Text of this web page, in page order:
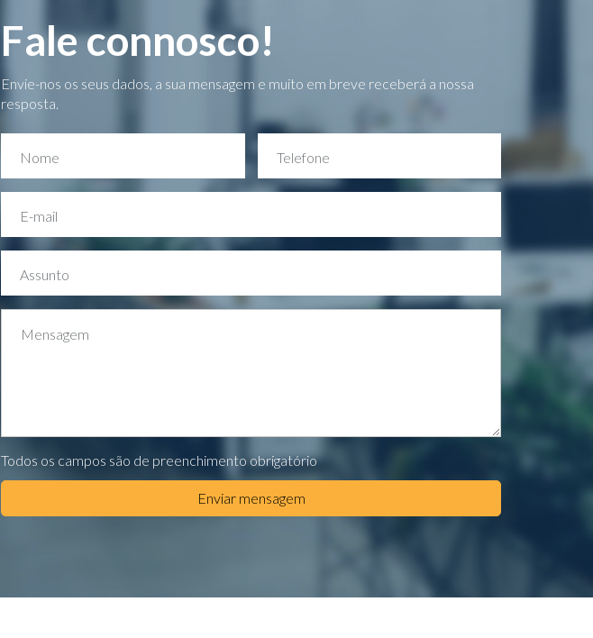
Fale connosco!
Envie-nos os seus dados, a sua mensagem e muito em breve receberá a nossa
resposta.
Nome Telefone
E-mail
Assunto
Mensagem
Todos os campos são de preenchimento obrigatório
Enviar mensagem